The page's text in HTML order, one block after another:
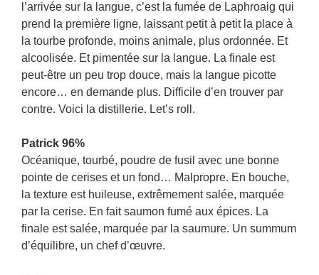
l’arrivée sur la langue, c’est la fumée de Laphroaig qui
prend la première ligne, laissant petit à petit la place à
la tourbe profonde, moins animale, plus ordonnée. Et
alcoolisée. Et pimentée sur la langue. La finale est
peut-être un peu trop douce, mais la langue picotte
encore… en demande plus. Difficile d’en trouver par
contre. Voici la distillerie. Let’s roll.
Patrick 96%
Océanique, tourbé, poudre de fusil avec une bonne
pointe de cerises et un fond… Malpropre. En bouche,
la texture est huileuse, extrêmement salée, marquée
par la cerise. En fait saumon fumé aux épices. La
finale est salée, marquée par la saumure. Un summum
d’équilibre, un chef d’œuvre.